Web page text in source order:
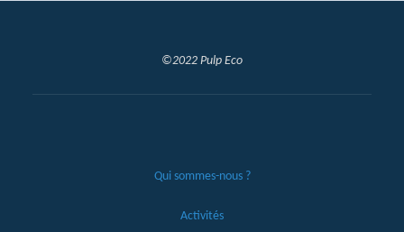
©2022 Pulp Eco
Qui sommes-nous ?
Activités